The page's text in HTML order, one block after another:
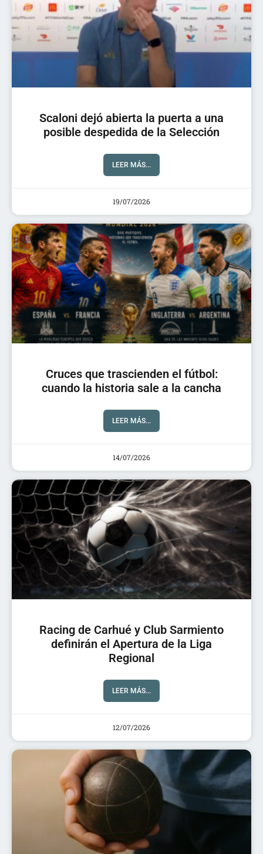
Scaloni dejó abierta la puerta a una
posible despedida de la Selección
LEER MÁS...
19/07/2026
Cruces que trascienden el fútbol:
cuando la historia sale a la cancha
LEER MÁS...
14/07/2026
Racing de Carhué y Club Sarmiento
definirán el Apertura de la Liga
Regional
LEER MÁS...
12/07/2026